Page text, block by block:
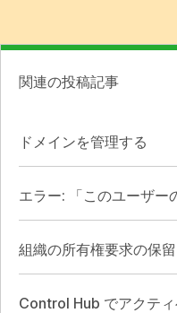
関連の投稿記事
ドメインを管理する
エラー: 「このユーザー
組織の所有権要求の保
Control Hub でアクテ